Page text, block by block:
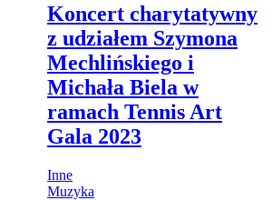
Koncert charytatywny
z udziałem Szymona
Mechlińskiego i
Michała Biela w
ramach Tennis Art
Gala 2023
Inne
Muzyka